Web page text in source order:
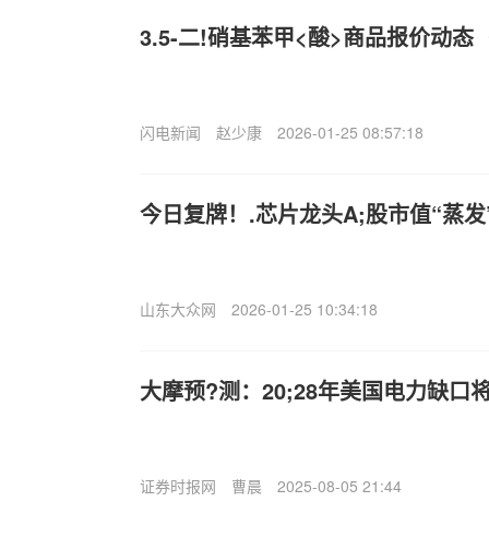
3.5-二!硝基苯甲<酸>商品报价动态
闪电新闻 赵少康 2026-01-25 08:57:18
今日复牌！.芯片龙头A;股市值“蒸
山东大众网 2026-01-25 10:34:18
大摩预?测：20;28年美国电力缺口
证券时报网 曹晨 2025-08-05 21:44